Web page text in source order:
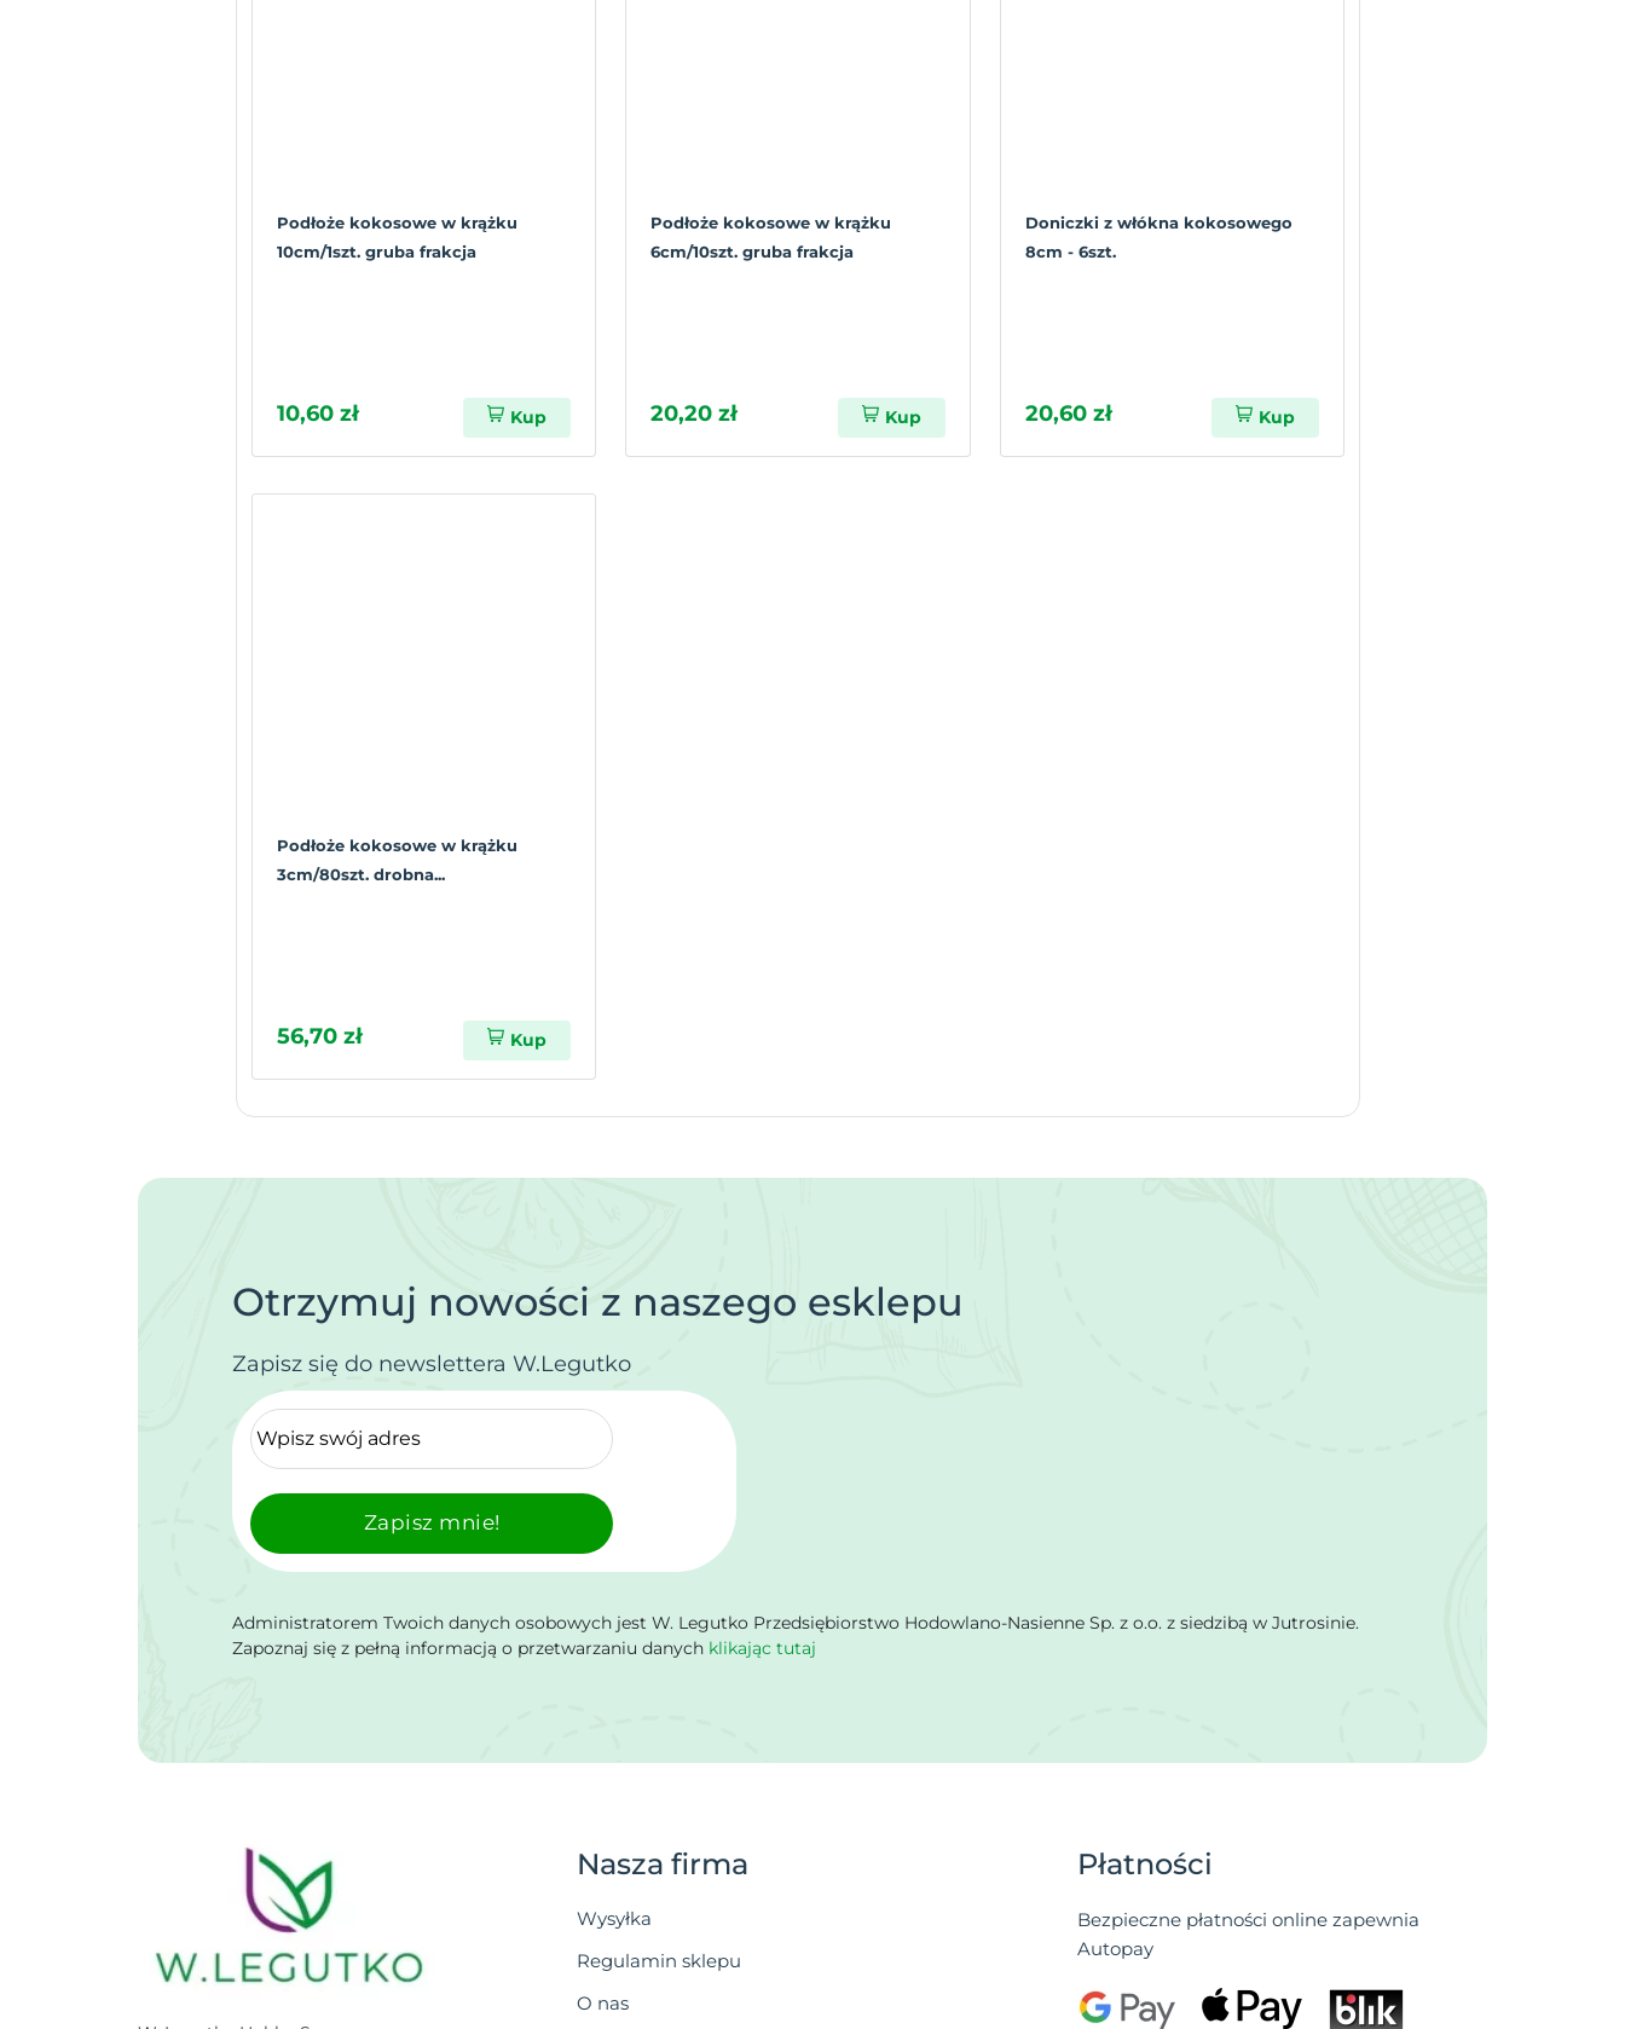
Podłoże kokosowe w krążku
10cm/1szt. gruba frakcja
10,60 zł Kup
Podłoże kokosowe w krążku
6cm/10szt. gruba frakcja
20,20 zł Kup
Doniczki z włókna kokosowego
8cm - 6szt.
20,60 zł Kup
Podłoże kokosowe w krążku
3cm/80szt. drobna...
56,70 zł Kup
Otrzymuj nowości z naszego esklepu
Zapisz się do newslettera W.Legutko
Zapisz mnie!
Administratorem Twoich danych osobowych jest W. Legutko Przedsiębiorstwo Hodowlano-Nasienne Sp. z o.o. z siedzibą w Jutrosinie.
Zapoznaj się z pełną informacją o przetwarzaniu danych klikając tutaj
Nasza firma
Wysyłka
Regulamin sklepu
O nas
Płatności
Bezpieczne płatności online zapewnia
Autopay